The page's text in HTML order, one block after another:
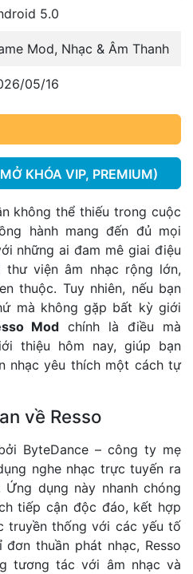
5.0
Mod, Nhạc & Âm Thanh
05/16
KHÓA VIP, PREMIUM)
không thể thiếu trong cuộc
hành mang đến đủ mọi
những ai đam mê giai điệu
viện âm nhạc rộng lớn,
thuộc. Tuy nhiên, nếu bạn
mà không gặp bất kỳ giới
Mod chính là điều mà
thiệu hôm nay, giúp bạn
nhạc yêu thích một cách tự
về Resso
ByteDance – công ty mẹ
nghe nhạc trực tuyến ra
dụng này nhanh chóng
tiếp cận độc đáo, kết hợp
truyền thống với các yếu tố
thuần phát nhạc, Resso
tương tác với âm nhạc và